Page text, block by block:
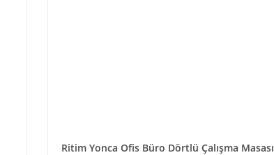
Ritim Yonca Ofis Büro Dörtlü Çalışma Masası